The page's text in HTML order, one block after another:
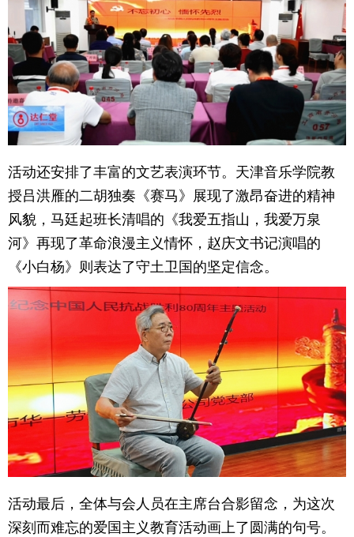
活动还安排了丰富的文艺表演环节。天津音乐学院教
授吕洪雁的二胡独奏《赛马》展现了激昂奋进的精神
风貌，马廷起班长清唱的《我爱五指山，我爱万泉
河》再现了革命浪漫主义情怀，赵庆文书记演唱的
《小白杨》则表达了守土卫国的坚定信念。
活动最后，全体与会人员在主席台合影留念，为这次
深刻而难忘的爱国主义教育活动画上了圆满的句号。